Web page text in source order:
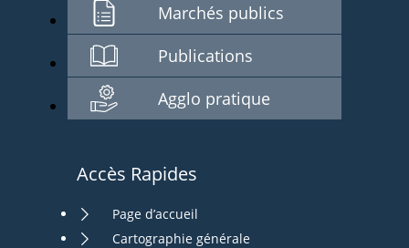
Marchés publics
Publications
Agglo pratique
Accès Rapides
Page d’accueil
Cartographie générale